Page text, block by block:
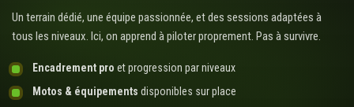
Un terrain dédié, une équipe passionnée, et des sessions adaptées à
tous les niveaux. Ici, on apprend à piloter proprement. Pas à survivre.
Encadrement pro et progression par niveaux
Motos & équipements disponibles sur place